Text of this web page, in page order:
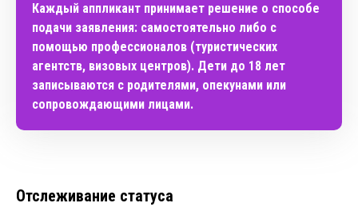
Каждый аппликант принимает решение о способе
подачи заявления: самостоятельно либо с
помощью профессионалов (туристических
агентств, визовых центров). Дети до 18 лет
записываются с родителями, опекунами или
сопровождающими лицами.
Отслеживание статуса